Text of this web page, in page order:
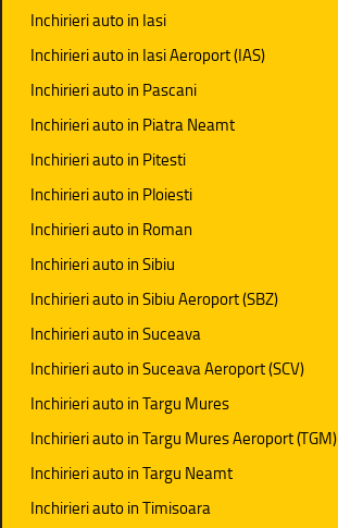
Inchirieri auto in Iasi
Inchirieri auto in Iasi Aeroport (IAS)
Inchirieri auto in Pascani
Inchirieri auto in Piatra Neamt
Inchirieri auto in Pitesti
Inchirieri auto in Ploiesti
Inchirieri auto in Roman
Inchirieri auto in Sibiu
Inchirieri auto in Sibiu Aeroport (SBZ)
Inchirieri auto in Suceava
Inchirieri auto in Suceava Aeroport (SCV)
Inchirieri auto in Targu Mures
Inchirieri auto in Targu Mures Aeroport (TGM)
Inchirieri auto in Targu Neamt
Inchirieri auto in Timisoara